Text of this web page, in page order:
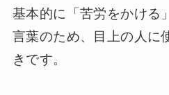
基本的に「苦労をかける
言葉のため、目上の人に
きです。